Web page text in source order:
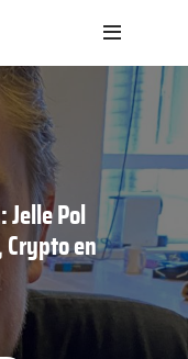
Pol
Crypto en